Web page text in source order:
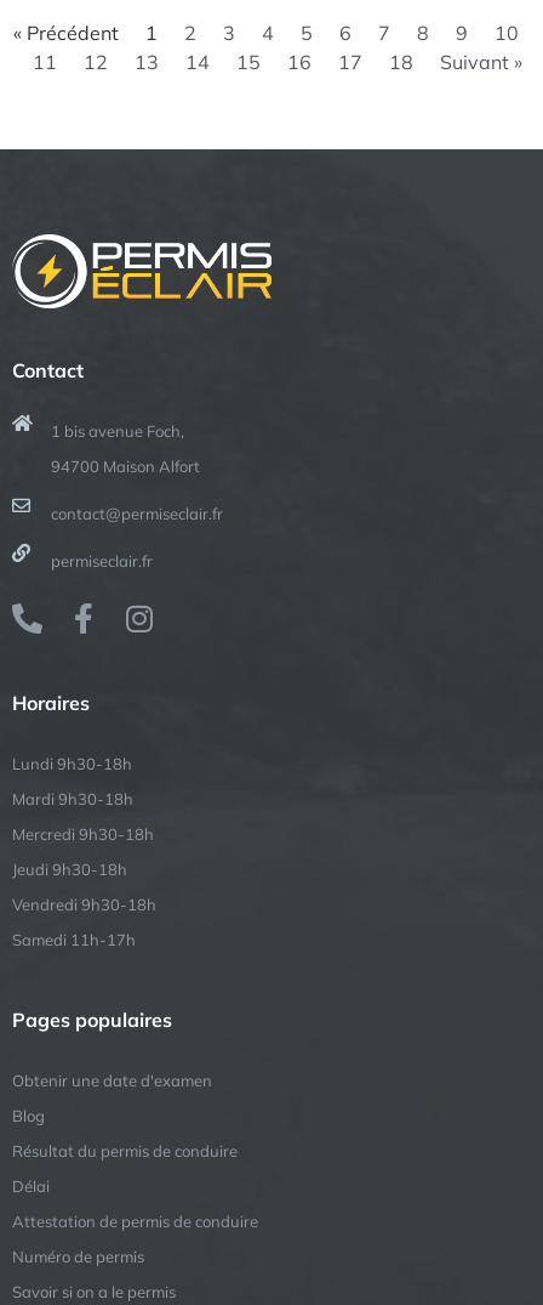
« Précédent 1 2 3 4 5 6 7 8 9
10
11
12 13 14 15 16 17 18 Suivant »
Contact
1 bis avenue Foch,
94700 Maison Alfort
contact@permiseclair.fr
permiseclair.fr
Horaires
Lundi 9h30-18h
Mardi 9h30-18h
Mercredi 9h30-18h
Jeudi 9h30-18h
Vendredi 9h30-18h
Samedi 11h-17h
Pages populaires
Obtenir une date d'examen
Blog
Résultat du permis de conduire
Délai
Attestation de permis de conduire
Numéro de permis
Savoir si on a le permis